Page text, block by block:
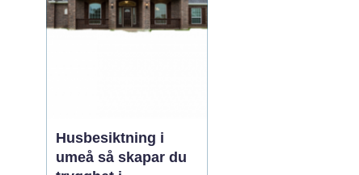
på bostaden. När någon
letar efter01 augusti
Husbesiktning i
umeå så skapar du